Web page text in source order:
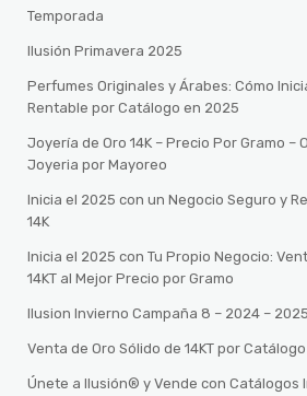
Temporada
Ilusión Primavera 2025
Perfumes Originales y Árabes: Cómo
Rentable por Catálogo en 2025
Joyería de Oro 14K – Precio Por Gramo –
Joyeria por Mayoreo
Inicia el 2025 con un Negocio Seguro y
14K
Inicia el 2025 con Tu Propio Negocio:
14KT al Mejor Precio por Gramo
Ilusion Invierno Campaña 8 – 2024 – 2025
Venta de Oro Sólido de 14KT por Catálogo
Únete a Ilusión® y Vende con Catálogos